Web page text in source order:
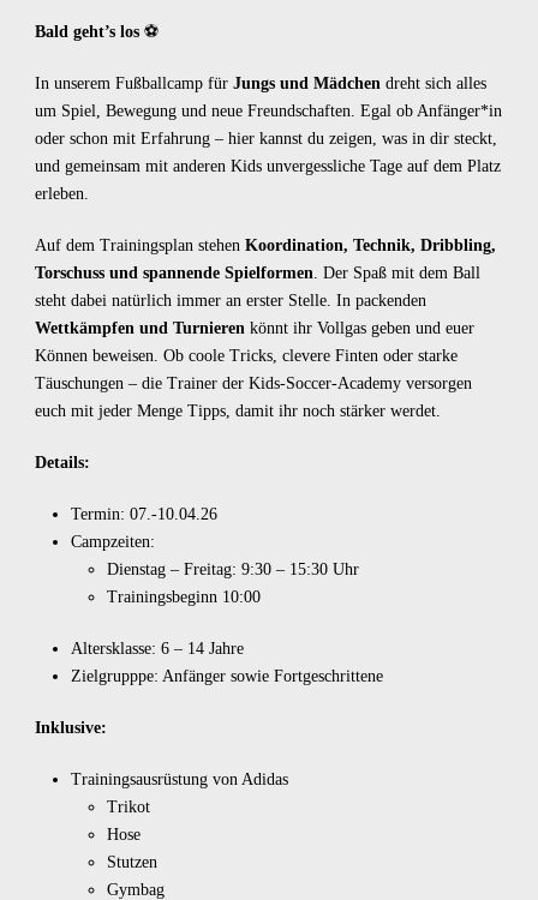
Bald geht’s los ⚽
In unserem Fußballcamp für Jungs und Mädchen dreht sich alles
um Spiel, Bewegung und neue Freundschaften. Egal ob Anfänger*in
oder schon mit Erfahrung – hier kannst du zeigen, was in dir steckt,
und gemeinsam mit anderen Kids unvergessliche Tage auf dem Platz
erleben.
Auf dem Trainingsplan stehen Koordination, Technik, Dribbling,
Torschuss und spannende Spielformen. Der Spaß mit dem Ball
steht dabei natürlich immer an erster Stelle. In packenden
Wettkämpfen und Turnieren könnt ihr Vollgas geben und euer
Können beweisen. Ob coole Tricks, clevere Finten oder starke
Täuschungen – die Trainer der Kids-Soccer-Academy versorgen
euch mit jeder Menge Tipps, damit ihr noch stärker werdet.
Details:
Termin: 07.-10.04.26
Campzeiten:
Dienstag – Freitag: 9:30 – 15:30 Uhr
Trainingsbeginn 10:00
Altersklasse: 6 – 14 Jahre
Zielgrupppe: Anfänger sowie Fortgeschrittene
Inklusive:
Trainingsausrüstung von Adidas
Trikot
Hose
Stutzen
Gymbag